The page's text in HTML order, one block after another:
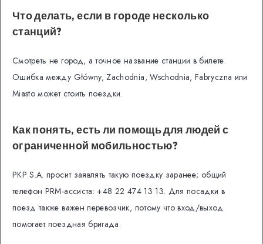
Что делать, если в городе несколько
станций?
Смотреть не город, а точное название станции в билете.
Ошибка между Główny, Zachodnia, Wschodnia, Fabryczna или
Miasto может стоить поездки.
Как понять, есть ли помощь для людей с
ограниченной мобильностью?
PKP S.A. просит заявлять такую поездку заранее; общий
телефон PRM-ассиста: +48 22 474 13 13. Для посадки в
поезд также важен перевозчик, потому что вход/выход
помогает поездная бригада.